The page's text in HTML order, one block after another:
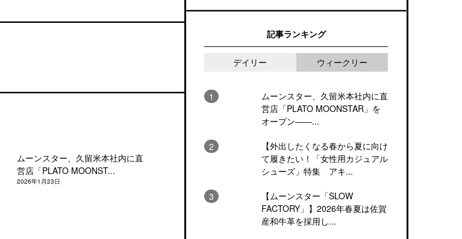
ムーンスター、久留米本社内に直
営店「PLATO MOONST...
2026年1月23日
記事ランキング
デイリー ウィークリー
ムーンスター、久留米本社内に直
営店「PLATO MOONSTAR」を
オープン――...
【外出したくなる春から夏に向け
て履きたい！「女性用カジュアル
シューズ」特集 アキ...
【ムーンスター「SLOW
FACTORY」】2026年春夏は佐賀
産和牛革を採用し...